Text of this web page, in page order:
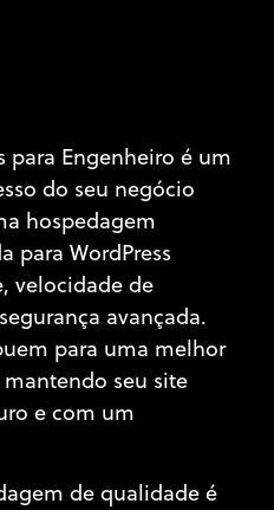
para Engenheiro é um
do seu negócio
hospedagem
para WordPress
velocidade de
avançada.
para uma melhor
seu site
e com um
de qualidade é